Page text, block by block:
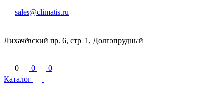
sales@climatis.ru
Лихачёвский пр. 6, стр. 1, Долгопрудный
0 0
0
Каталог